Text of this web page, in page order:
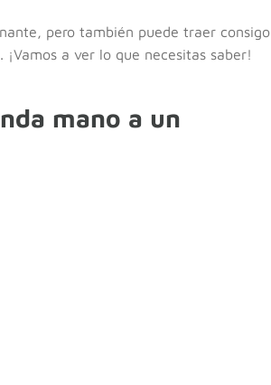
pero también puede traer consigo
a ver lo que necesitas saber!
mano a un